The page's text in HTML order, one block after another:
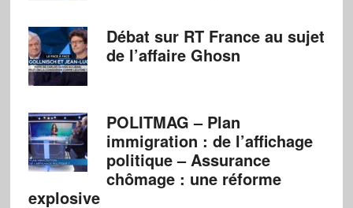
Débat sur RT France au sujet
de l’affaire Ghosn
POLITMAG – Plan
immigration : de l’affichage
politique – Assurance
chômage : une réforme
explosive